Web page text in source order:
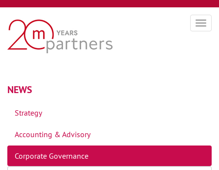
NEWS
Strategy
Accounting & Advisory
Corporate Governance